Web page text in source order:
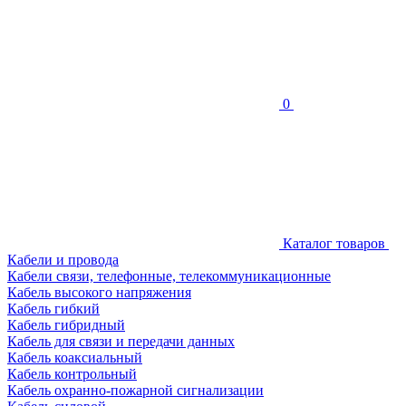
0
Каталог товаров
Кабели и провода
Кабели связи, телефонные, телекоммуникационные
Кабель высокого напряжения
Кабель гибкий
Кабель гибридный
Кабель для связи и передачи данных
Кабель коаксиальный
Кабель контрольный
Кабель охранно-пожарной сигнализации